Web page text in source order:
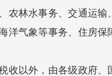
农林水事务、交通运
洋气象等事务、住房
以外，由各级政府、